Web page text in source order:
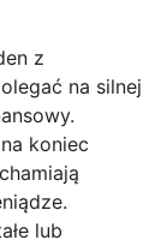
z
na silnej
koniec
lub